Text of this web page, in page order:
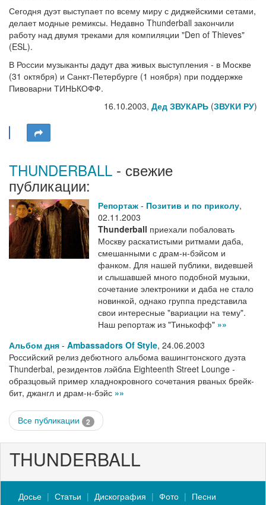
Сегодня дуэт выступает по всему миру с диджейскими сетами,
делает модные ремиксы. Недавно Thunderball закончили
работу над двумя треками для компиляции "Den of Thieves"
(ESL).
В России музыканты дадут два живых выступления - в Москве
(31 октября) и Санкт-Петербурге (1 ноября) при поддержке
Пивоварни ТИНЬКОФФ.
16.10.2003, Дед ЗВУКАРЬ (ЗВУКИ РУ)
THUNDERBALL - свежие
публикации:
Репортаж - Позитив и по приколу,
02.11.2003
Thunderball приехали побаловать
Москву раскатистыми ритмами даба,
смешанными с драм-н-бэйсом и
фанком. Для нашей публики, видевшей
и слышавшей много подобной музыки,
сочетание электроники и даба не стало
новинкой, однако группа представила
свои интересные "вариации на тему".
Наш репортаж из "Тинькофф" »»
Альбом дня - Ambassadors Of Style, 24.06.2003
Российский релиз дебютного альбома вашингтонского дуэта
Thunderbal, резидентов лэйбла Eighteenth Street Lounge -
образцовый пример хладнокровного сочетания рваных брейк-
бит, джангл и драм-н-бэйс »»
Все публикации 2
THUNDERBALL
Досье Статьи Дискография Фото
Песни